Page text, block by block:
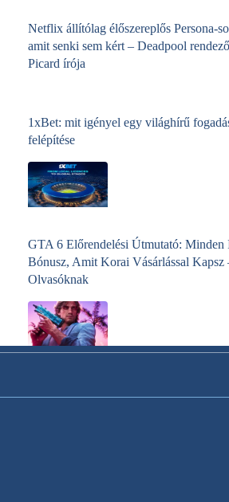
Netflix állítólag élőszereplős Persona-
amit senki sem kért – Deadpool
Picard írója
1xBet: mit igényel egy világhírű
felépítése
GTA 6 Előrendelési Útmutató: Minden
Bónusz, Amit Korai Vásárlással Kapsz
Olvasóknak